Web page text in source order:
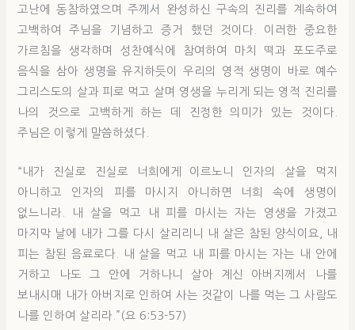
고난에 동참하였으며 주께서 완성하신 구속의 진리를 계속하여
고백하여 주님을 기념하고 증거 했던 것이다. 이러한 중요한
가르침을 생각하며 성찬예식에 참여하여 마치 떡과 포도주로
음식을 삼아 생명을 유지하듯이 우리의 영적 생명이 바로 예수
그리스도의 살과 피로 먹고 살며 영생을 누리게 되는 영적 진리를
나의 것으로 고백하게 하는 데 진정한 의미가 있는 것이다.
주님은 이렇게 말씀하셨다.
“내가 진실로 진실로 너희에게 이르노니 인자의 살을 먹지
아니하고 인자의 피를 마시지 아니하면 너희 속에 생명이
없느니라. 내 살을 먹고 내 피를 마시는 자는 영생을 가졌고
마지막 날에 내가 그를 다시 살리리니 내 살은 참된 양식이요, 내
피는 참된 음료로다. 내 살을 먹고 내 피를 마시는 자는 내 안에
거하고 나도 그 안에 거하나니 살아 계신 아버지께서 나를
보내시매 내가 아버지로 인하여 사는 것같이 나를 먹는 그 사람도
나를 인하여 살리라.”(요 6:53-57)